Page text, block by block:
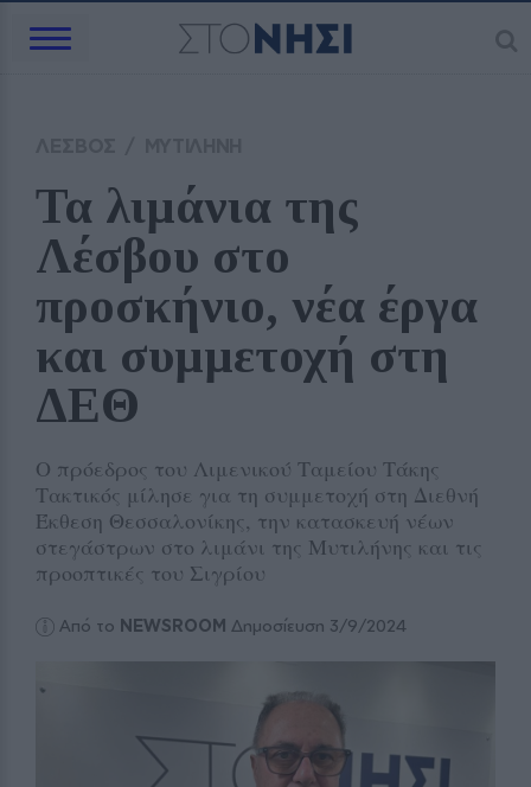
Τα λιμάνια της
Λέσβου στο
προσκήνιο, νέα έργα
και συμμετοχή στη
ΔΕΘ
Ο πρόεδρος του Λιμενικού Ταμείου Τάκης
Τακτικός μίλησε για τη συμμετοχή στη Διεθνή
Έκθεση Θεσσαλονίκης, την κατασκευή νέων
στεγάστρων στο λιμάνι της Μυτιλήνης και τις
προοπτικές του Σιγρίου
Από το NEWSROOM Δημοσίευση 3/9/2024